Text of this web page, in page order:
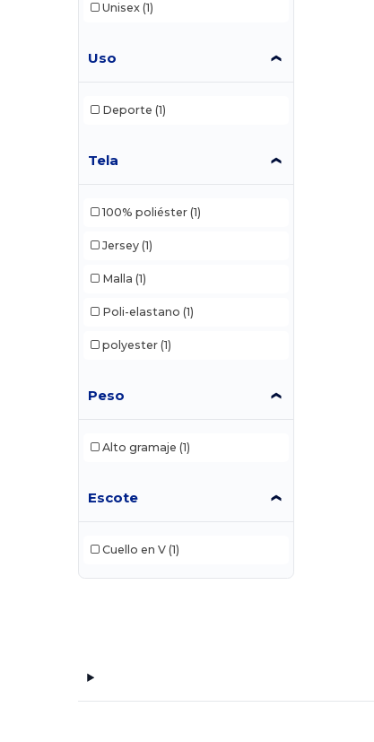
Unisex (1)
Uso
Deporte (1)
Tela
100% poliéster (1)
Jersey (1)
Malla (1)
Poli-elastano (1)
polyester (1)
Peso
Alto gramaje (1)
Escote
Cuello en V (1)